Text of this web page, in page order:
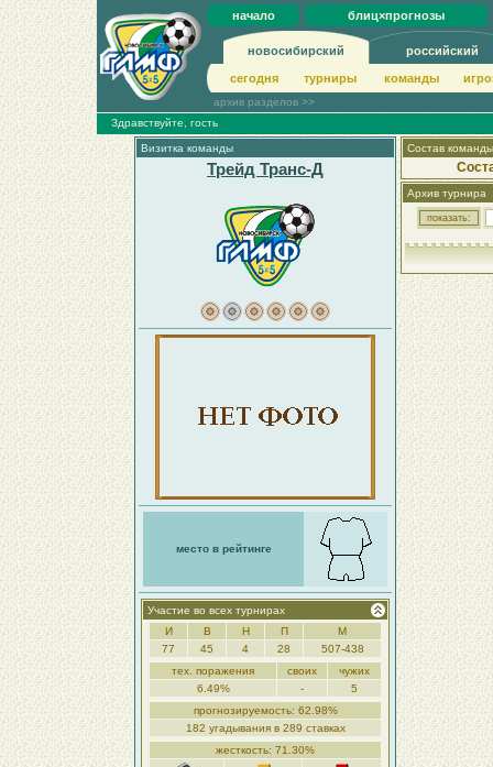
начало блиц×прогнозы
новосибирский российский
сегодня турниры команды
архив разделов >>
Здравствуйте, гость
Визитка команды
Трейд Транс-Д
место в рейтинге
Участие во всех турнирах
И
В Н П
М
77
45 4 28
507-438
тех. поражения
своих
чужих
6.49%
-
5
прогнозируемость: 62.98%
182 угадывания в 289 ставках
жесткость: 71.30%
Состав команды
Архив турнира